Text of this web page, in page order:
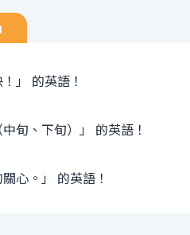
」 的英語！
旬、下旬）」 的英語！
心。」 的英語！